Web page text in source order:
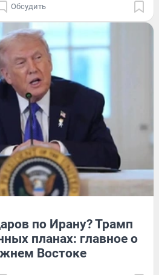
Обсудить
по Ирану? Трамп
планах: главное о
Востоке